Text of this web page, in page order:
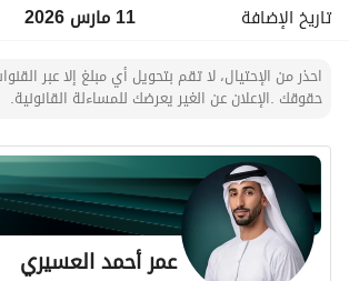
تاريخ الإضافة
11 مارس 2026
احذر من الإحتيال، لا تقم بتحويل أي مبلغ إلا عبر
حقوقك .الإعلان عن الغير يعرضك للمساءلة القانونية.
عمر أحمد العسيري